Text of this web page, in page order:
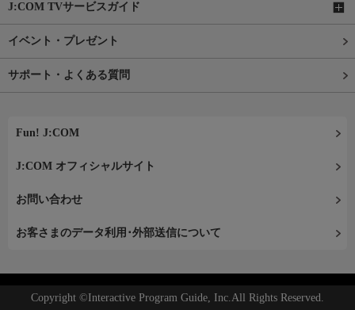
J:COM TVサービスガイド
イベント・プレゼント
サポート・よくある質問
Fun! J:COM
J:COM オフィシャルサイト
お問い合わせ
お客さまのデータ利用･外部送信について
Copyright ©Interactive Program Guide, Inc.All Rights Reserved.